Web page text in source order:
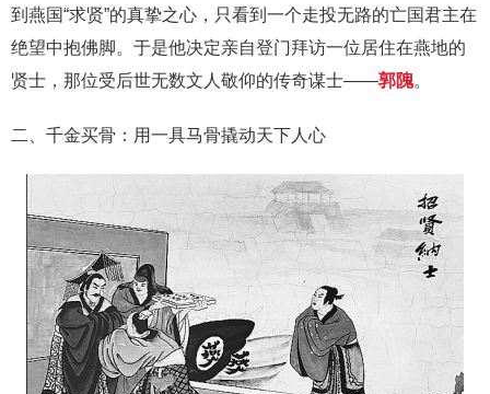
到燕国“求贤”的真挚之心，只看到一个走投无路的亡国君主在
绝望中抱佛脚。于是他决定亲自登门拜访一位居住在燕地的
贤士，那位受后世无数文人敬仰的传奇谋士——郭隗。
二、千金买骨：用一具马骨撬动天下人心